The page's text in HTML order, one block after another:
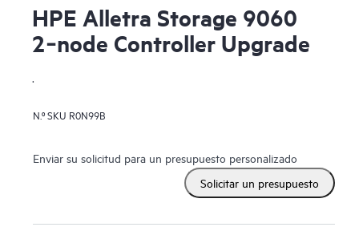
HPE Alletra Storage 9060
2‑node Controller Upgrade
N.º SKU R0N99B
Enviar su solicitud para un presupuesto personalizado
Solicitar un presupuesto